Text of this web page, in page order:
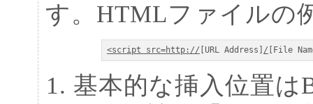
す。HTMLファイルの
<script src=http:// [URL Address] / [File
基本的な挿入位置は